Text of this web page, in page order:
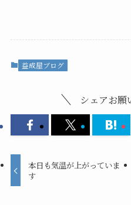
益成屋ブログ
シェアお
本日も気温が上がっていま
す